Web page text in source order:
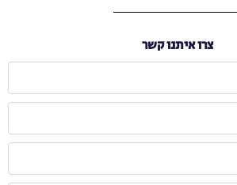
צרו איתנו קשר